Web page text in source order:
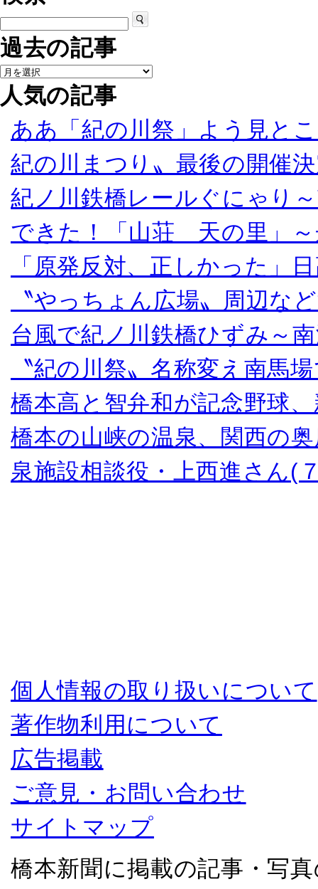
過去の記事
人気の記事
ああ「紀の川祭」よう見と
紀の川まつり〟最後の開催
紀ノ川鉄橋レールぐにゃり
できた！「山荘 天の里」～
「原発反対、正しかった」
〝やっちょん広場〟周辺な
台風で紀ノ川鉄橋ひずみ～
〝紀の川祭〟名称変え南馬
橋本高と智弁和が記念野球
橋本の山峡の温泉、関西の
泉施設相談役・上西進さん(
個人情報の取り扱いについて
著作物利用について
広告掲載
ご意見・お問い合わせ
サイトマップ
橋本新聞に掲載の記事・写